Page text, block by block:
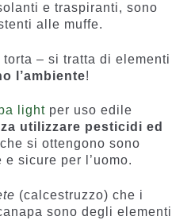
e traspiranti, sono
alle muffe.
– si tratta di elementi
l’ambiente!
lightper uso edile
utilizzare pesticidi ed
si ottengono sono
sicure per l’uomo.
(calcestruzzo) che i
sono degli elementi